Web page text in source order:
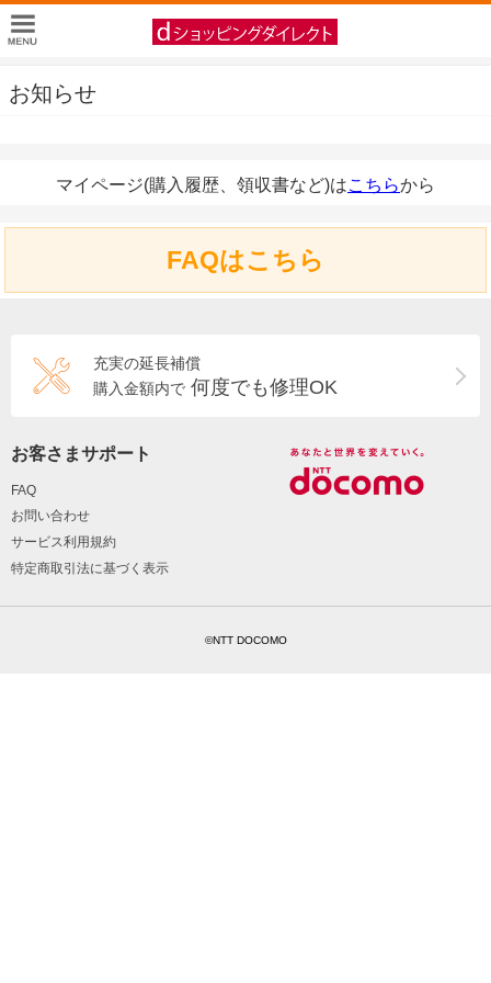
お知らせ
マイページ(購入履歴、領収書など)はこちらから
FAQはこちら
充実の延長補償
購入金額内で 何度でも修理OK
お客さまサポート
FAQ
お問い合わせ
サービス利用規約
特定商取引法に基づく表示
©NTT DOCOMO